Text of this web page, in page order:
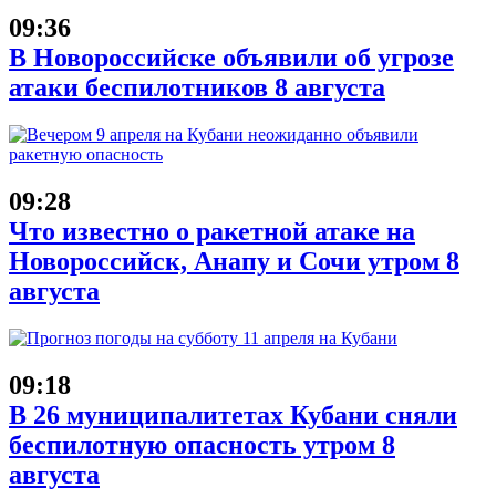
09:36
В Новороссийске объявили об угрозе
атаки беспилотников 8 августа
09:28
Что известно о ракетной атаке на
Новороссийск, Анапу и Сочи утром 8
августа
09:18
В 26 муниципалитетах Кубани сняли
беспилотную опасность утром 8
августа